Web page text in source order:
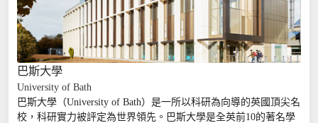
巴斯大學
University of Bath
巴斯大學（University of Bath）是一所以科研為向導的英國頂尖名
校，科研實力被評定為世界領先。巴斯大學是全英前10的著名學